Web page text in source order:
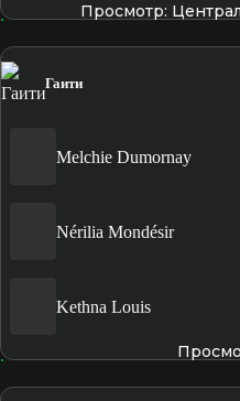
Просмотр:
Гаити
Melchie Dumornay
Nérilia Mondésir
Kethna Louis